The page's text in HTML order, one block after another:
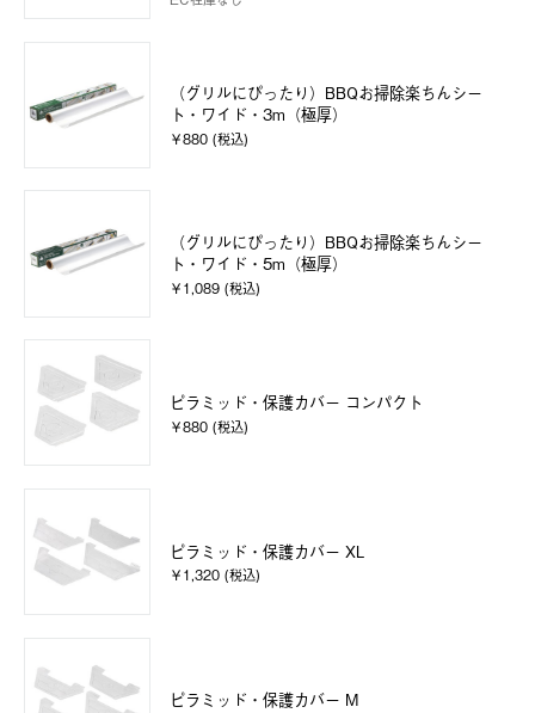
（グリルにぴったり）BBQお掃除楽ちんシー
ト・ワイド・3m（極厚）
￥880 (税込)
（グリルにぴったり）BBQお掃除楽ちんシー
ト・ワイド・5m（極厚）
￥1,089 (税込)
ピラミッド・保護カバー コンパクト
￥880 (税込)
ピラミッド・保護カバー XL
￥1,320 (税込)
ピラミッド・保護カバー M